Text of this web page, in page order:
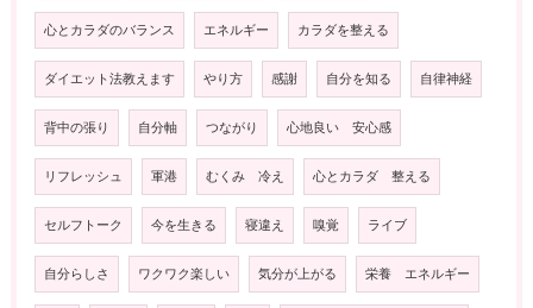
心とカラダのバランス エネルギー カラダを整える
ダイエット法教えます やり方 感謝 自分を知る 自律神経
背中の張り 自分軸 つながり 心地良い 安心感
リフレッシュ 軍港 むくみ 冷え 心とカラダ 整える
セルフトーク 今を生きる 寝違え 嗅覚 ライブ
自分らしさ ワクワク楽しい 気分が上がる 栄養 エネルギー